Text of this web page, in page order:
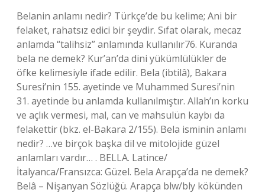
Belanin anlamı nedir? Türkçe’de bu kelime; Ani bir
felaket, rahatsız edici bir şeydir. Sıfat olarak, mecaz
anlamda “talihsiz” anlamında kullanılır76. Kuranda
bela ne demek? Kur’an’da dini yükümlülükler de
öfke kelimesiyle ifade edilir. Bela (ibtilâ), Bakara
Suresi’nin 155. ayetinde ve Muhammed Suresi’nin
31. ayetinde bu anlamda kullanılmıştır. Allah’ın korku
ve açlık vermesi, mal, can ve mahsulün kaybı da
felakettir (bkz. el-Bakara 2/155). Bela isminin anlamı
nedir? …ve birçok başka dil ve mitolojide güzel
anlamları vardır… . BELLA. Latince/
İtalyanca/Fransızca: Güzel. Bela Arapça’da ne demek?
Belâ – Nişanyan Sözlüğü. Arapça blw/bly kökünden